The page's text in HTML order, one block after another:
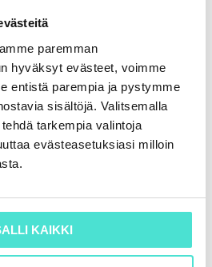
paremman
hyväksyt evästeet, voimme
entistä parempia ja pystymme
sisältöjä. Valitsemalla
tarkempia valintoja
evästeasetuksiasi milloin
KAIKKI